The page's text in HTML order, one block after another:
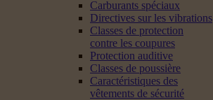
Carburants spéciaux
Directives sur les vibrations
Classes de protection
contre les coupures
Protection auditive
Classes de poussière
Caractéristiques des
vêtements de sécurité